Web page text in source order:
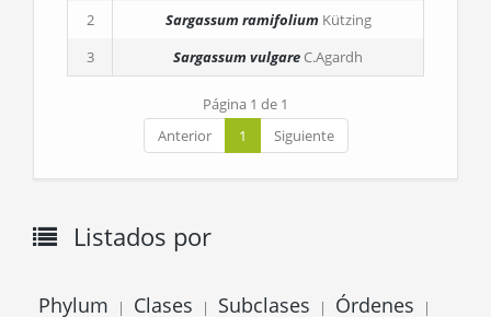
2
Sargassum ramifolium Kützing
3
Sargassum vulgareC.Agardh
Página 1 de 1
Anterior
1 Siguiente
Listados por
Phylum | Clases | Subclases | Órdenes |